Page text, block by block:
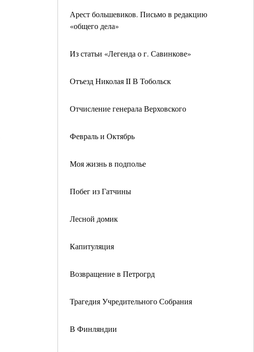
Арест большевиков. Письмо в редакцию
«общего дела»
Из статьи «Легенда о г. Савинкове»
Отъезд Николая II В Тобольск
Отчисление генерала Верховского
Февраль и Октябрь
Моя жизнь в подполье
Побег из Гатчины
Лесной домик
Капитуляция
Возвращение в Петрогрд
Трагедия Учредительного Собрания
В Финляндии